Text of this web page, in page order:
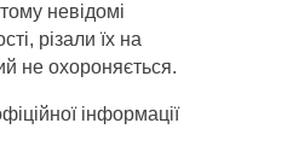
невідомі
різали їх на
не охороняється.
фіційної інформації